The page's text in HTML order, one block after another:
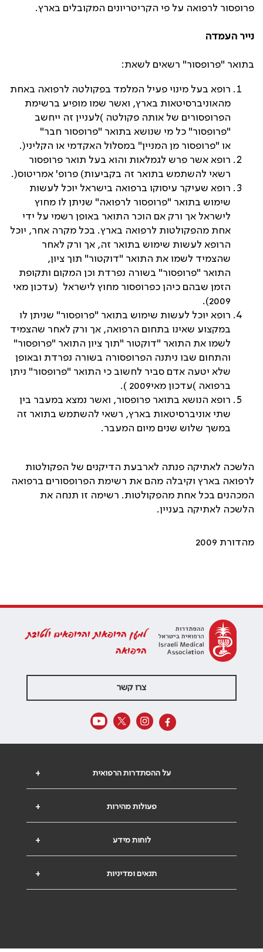
פרופסור לרפואה על פי הקריטריונים המקובלים בארץ.
נייר העמדה
בתואר "פרופסור" רשאים לשאת:
רופא בעל מינוי פעיל המלמד בפקולטה לרפואה באחת
מהאוניברסיטאות בארץ, ואשר שמו מופיע ברשימת
הפרופסורים של אותה פקולטה )לעניין זה ייחשב
"פרופסור" כל מי שנושא בתואר "פרופסור חבר"
או "פרופסור מן המניין" במסלול האקדמי או הקליני(.
רופא אשר פרש לגמלאות והוא בעל תואר פרופסור
רשאי להשתמש בתואר זה בקביעות) פרופ' אמריטוס(.
רופא שעיקר עיסוקו ברפואה בישראל יוכל לעשות
שימוש בתואר "פרופסור לרפואה" שניתן לו מחוץ
לישראל אך ורק אם הוכר התואר באופן רשמי על ידי
אחת מהפקולטות לרפואה בארץ. בכל מקרה אחר, יוכל
הרופא לעשות שימוש בתואר זה, אך ורק לאחר
שהצמיד לשמו את התואר "דוקטור" תוך ציון,
התואר "פרופסור" בשורה נפרדת וכן המקום ותקופת
הזמן שבהם כיהן כפרופסור מחוץ לישראל (עדכון מאי
2009
).
רופא יוכל לעשות שימוש בתואר "פרופסור" שניתן לו
במקצוע שאינו בתחום הרפואה, אך ורק לאחר שהצמיד
לשמו את התואר "דוקטור "תוך ציון התואר "פרופסור"
והתחום שבו ניתנה הפרופסורה בשורה נפרדת ובאופן
שלא יטעה אדם סביר לחשוב כי התואר "פרופסור" ניתן
ברפואה )עדכון מאי2009 ).
רופא הנושא בתואר פרופסור, ואשר נמצא במעבר בין
שתי אוניברסיטאות בארץ, רשאי להשתמש בתואר זה
במשך שלוש שנים מיום המעבר.
הלשכה לאתיקה פנתה לארבעת הדיקנים של הפקולטות
לרפואה בארץ וקיבלה מהם את רשימת הפרופסורים ברפואה
המכהנים בכל אחת מהפקולטות. רשימה זו תנחה את
הלשכה לאתיקה בעניין.
מהדורת 2009
למען הרופאות והרופאים ולטובת
הרפואה
צרו קשר
+ על ההסתדרות הרפואית
+ פעולות מהירות
+ לוחות מידע
+ תנאים ומדיניות